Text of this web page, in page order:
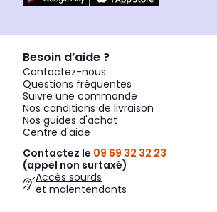
Besoin d’aide ?
Contactez-nous
Questions fréquentes
Suivre une commande
Nos conditions de livraison
Nos guides d'achat
Centre d'aide
Contactez le 09 69 32 32 23
(appel non surtaxé)
Accès sourds
et malentendants